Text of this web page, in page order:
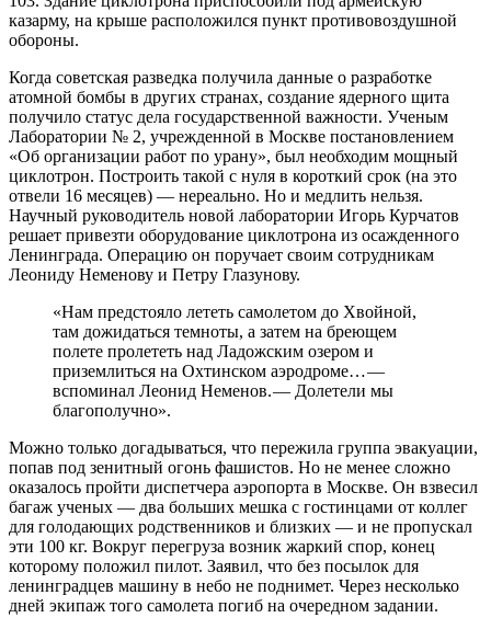
казарму, на крыше расположился пункт противовоздушной
обороны.
Когда советская разведка получила данные о разработке
атомной бомбы в других странах, создание ядерного щита
получило статус дела государственной важности. Ученым
Лаборатории № 2, учрежденной в Москве постановлением
«Об организации работ по урану», был необходим мощный
циклотрон. Построить такой с нуля в короткий срок (на это
отвели 16 месяцев) — ​нереально. Но и медлить нельзя.
Научный руководитель новой лаборатории Игорь Курчатов
решает привезти оборудование циклотрона из осажденного
Ленинграда. Операцию он поручает своим сотрудникам
Леониду Неменову и Петру Глазунову.
«Нам предстояло лететь самолетом до Хвойной,
там дожидаться темноты, а затем на бреющем
полете пролететь над Ладожским озером и
приземлиться на Охтинском аэродроме… — ​
вспоминал Леонид Неменов. — ​Долетели мы
благополучно».
Можно только догадываться, что пережила группа эвакуации,
попав под зенитный огонь фашистов. Но не менее сложно
оказалось пройти диспетчера аэропорта в Москве. Он взвесил
багаж ученых — ​два больших мешка с гостинцами от коллег
для голодающих родственников и близких — и не пропускал
эти 100 кг. Вокруг перегруза возник жаркий спор, конец
которому положил пилот. Заявил, что без посылок для
ленинградцев машину в небо не поднимет. Через несколько
дней экипаж того самолета погиб на очередном задании.